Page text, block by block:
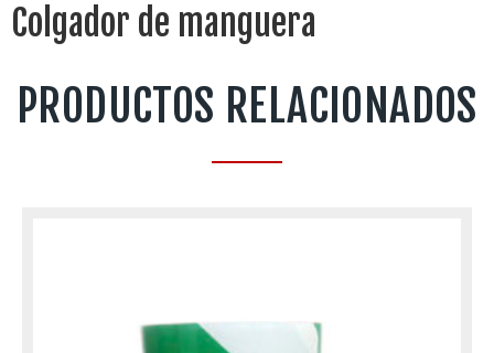
Colgador de manguera
PRODUCTOS RELACIONADOS